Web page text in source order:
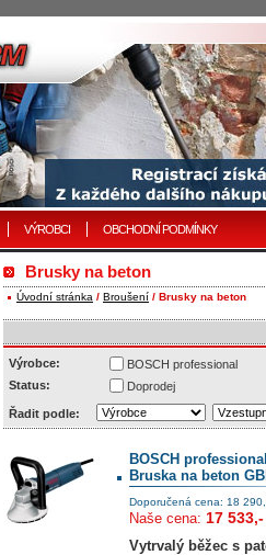
VÝROBCI OBCHODNÍ PODMÍNKY
Brusky na beton
Úvodní stránka / Broušení / Brusky na beton
Výrobce:
BOSCH professional
Status:
Doprodej
Řadit podle:
BOSCH
Bruska na beton
Doporučená cena: 18
Naše cena: 17
Vytrvalý běžec s